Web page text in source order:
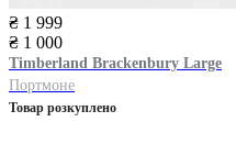
₴ 1 999
₴ 1 000
Timberland Brackenbury Large
Портмоне
Товар розкуплено